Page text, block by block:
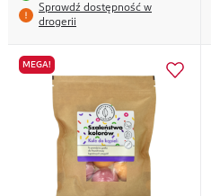
Sprawdź dostępność w
drogerii
MEGA!